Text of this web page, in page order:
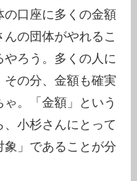
の口座に多くの金額
の団体がやれるこ
やろう。多くの人に
その分、金額も確実
。「金額」という
小杉さんにとって
」であることが分